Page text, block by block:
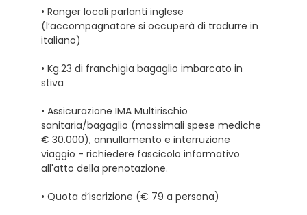
• Ranger locali parlanti inglese
(l’accompagnatore si occuperà di tradurre in
italiano)
• Kg.23 di franchigia bagaglio imbarcato in
stiva
• Assicurazione IMA Multirischio
sanitaria/bagaglio (massimali spese mediche
€ 30.000), annullamento e interruzione
viaggio - richiedere fascicolo informativo
all'atto della prenotazione.
• Quota d’iscrizione (€ 79 a persona)